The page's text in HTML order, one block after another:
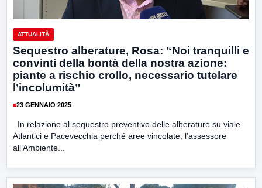
ATTUALITÀ
Sequestro alberature, Rosa: “Noi tranquilli e
convinti della bontà della nostra azione:
piante a rischio crollo, necessario tutelare
l’incolumità”
23 GENNAIO 2025
In relazione al sequestro preventivo delle alberature su viale
Atlantici e Pacevecchia perché aree vincolate, l’assessore
all’Ambiente...